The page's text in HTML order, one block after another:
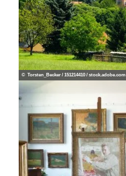
© Torsten_Becker / 151214410 / stock.adobe.com